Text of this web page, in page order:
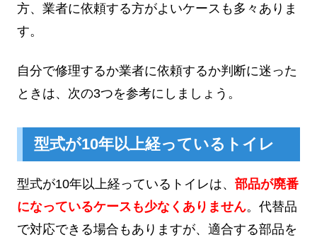
方、業者に依頼する方がよいケースも多々ありま
す。
自分で修理するか業者に依頼するか判断に迷った
ときは、次の3つを参考にしましょう。
型式が10年以上経っているトイレ
型式が10年以上経っているトイレは、 部品が廃番
になっているケースも少なくありません。代替品
で対応できる場合もありますが、適合する部品を